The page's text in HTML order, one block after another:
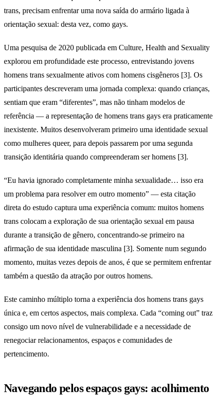
trans, precisam enfrentar uma nova saída do armário ligada à
orientação sexual: desta vez, como gays.
Uma pesquisa de 2020 publicada em Culture, Health and Sexuality
explorou em profundidade este processo, entrevistando jovens
homens trans sexualmente ativos com homens cisgêneros [3]. Os
participantes descreveram uma jornada complexa: quando crianças,
sentiam que eram “diferentes”, mas não tinham modelos de
referência — a representação de homens trans gays era praticamente
inexistente. Muitos desenvolveram primeiro uma identidade sexual
como mulheres queer, para depois passarem por uma segunda
transição identitária quando compreenderam ser homens [3].
“Eu havia ignorado completamente minha sexualidade… isso era
um problema para resolver em outro momento” — esta citação
direta do estudo captura uma experiência comum: muitos homens
trans colocam a exploração de sua orientação sexual em pausa
durante a transição de gênero, concentrando-se primeiro na
afirmação de sua identidade masculina [3]. Somente num segundo
momento, muitas vezes depois de anos, é que se permitem enfrentar
também a questão da atração por outros homens.
Este caminho múltiplo torna a experiência dos homens trans gays
única e, em certos aspectos, mais complexa. Cada “coming out” traz
consigo um novo nível de vulnerabilidade e a necessidade de
renegociar relacionamentos, espaços e comunidades de
pertencimento.
Navegando pelos espaços gays: acolhimento